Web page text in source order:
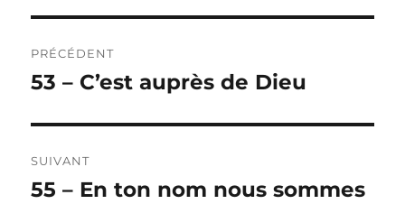
de
PRÉCÉDENT
Publication
53 – C’est auprès de Dieu
SUIVANT
Publication
55 – En ton nom nous sommes